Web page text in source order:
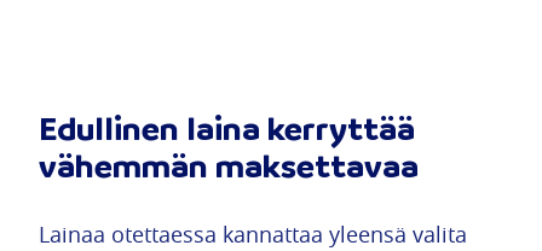
Edullinen laina kerryttää
vähemmän maksettavaa
Lainaa otettaessa kannattaa yleensä valita